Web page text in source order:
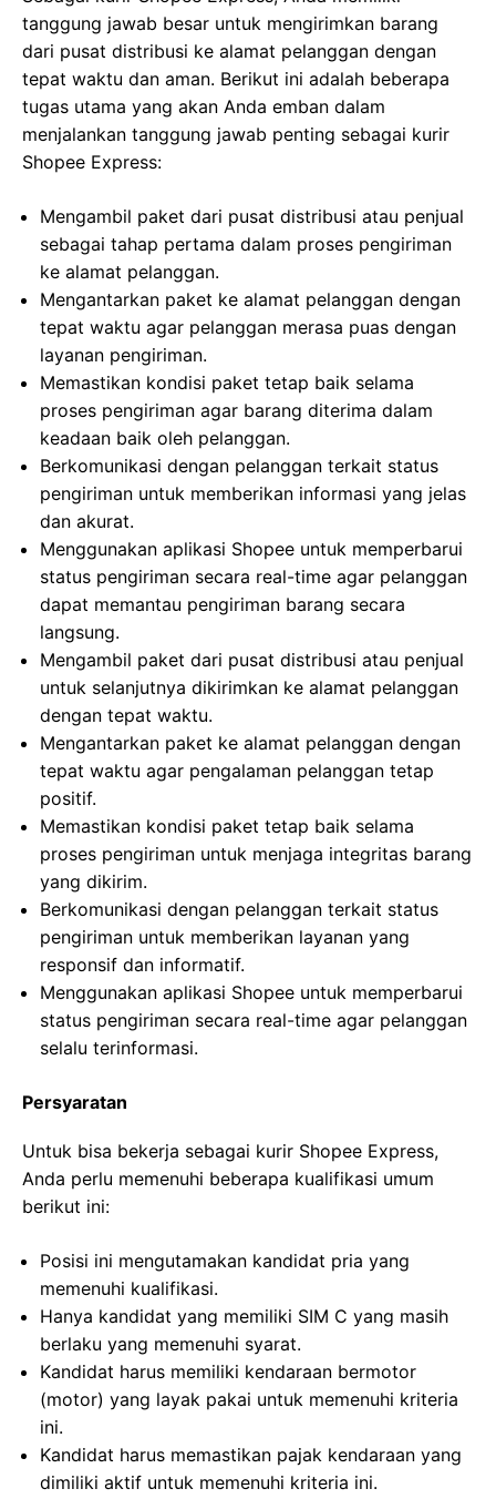
tanggung jawab besar untuk mengirimkan barang
dari pusat distribusi ke alamat pelanggan dengan
tepat waktu dan aman. Berikut ini adalah beberapa
tugas utama yang akan Anda emban dalam
menjalankan tanggung jawab penting sebagai kurir
Shopee Express:
Mengambil paket dari pusat distribusi atau penjual
sebagai tahap pertama dalam proses pengiriman
ke alamat pelanggan.
Mengantarkan paket ke alamat pelanggan dengan
tepat waktu agar pelanggan merasa puas dengan
layanan pengiriman.
Memastikan kondisi paket tetap baik selama
proses pengiriman agar barang diterima dalam
keadaan baik oleh pelanggan.
Berkomunikasi dengan pelanggan terkait status
pengiriman untuk memberikan informasi yang jelas
dan akurat.
Menggunakan aplikasi Shopee untuk memperbarui
status pengiriman secara real-time agar pelanggan
dapat memantau pengiriman barang secara
langsung.
Mengambil paket dari pusat distribusi atau penjual
untuk selanjutnya dikirimkan ke alamat pelanggan
dengan tepat waktu.
Mengantarkan paket ke alamat pelanggan dengan
tepat waktu agar pengalaman pelanggan tetap
positif.
Memastikan kondisi paket tetap baik selama
proses pengiriman untuk menjaga integritas barang
yang dikirim.
Berkomunikasi dengan pelanggan terkait status
pengiriman untuk memberikan layanan yang
responsif dan informatif.
Menggunakan aplikasi Shopee untuk memperbarui
status pengiriman secara real-time agar pelanggan
selalu terinformasi.
Persyaratan
Untuk bisa bekerja sebagai kurir Shopee Express,
Anda perlu memenuhi beberapa kualifikasi umum
berikut ini:
Posisi ini mengutamakan kandidat pria yang
memenuhi kualifikasi.
Hanya kandidat yang memiliki SIM C yang masih
berlaku yang memenuhi syarat.
Kandidat harus memiliki kendaraan bermotor
(motor) yang layak pakai untuk memenuhi kriteria
ini.
Kandidat harus memastikan pajak kendaraan yang
dimiliki aktif untuk memenuhi kriteria ini.